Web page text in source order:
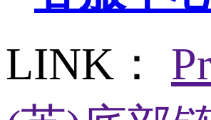
LINK：